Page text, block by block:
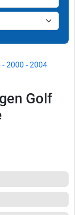
- 2000 - 2004
Golf